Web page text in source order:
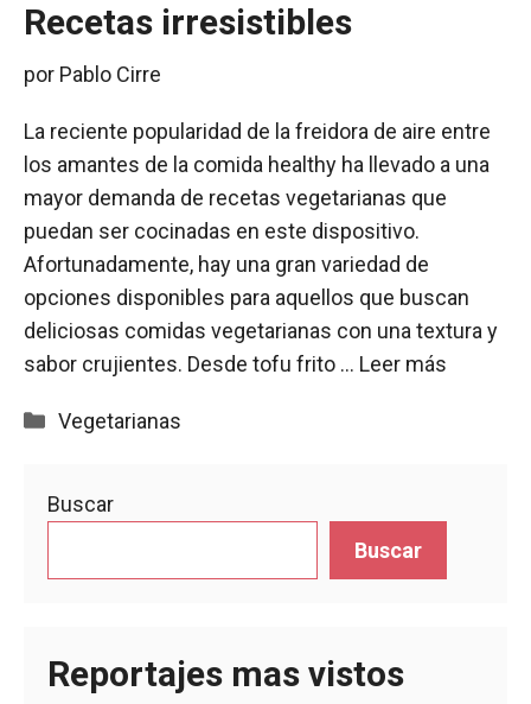
Recetas irresistibles
por Pablo Cirre
La reciente popularidad de la freidora de aire entre
los amantes de la comida healthy ha llevado a una
mayor demanda de recetas vegetarianas que
puedan ser cocinadas en este dispositivo.
Afortunadamente, hay una gran variedad de
opciones disponibles para aquellos que buscan
deliciosas comidas vegetarianas con una textura y
sabor crujientes. Desde tofu frito … Leer más
Categorías
Vegetarianas
Buscar
Buscar
Reportajes mas vistos